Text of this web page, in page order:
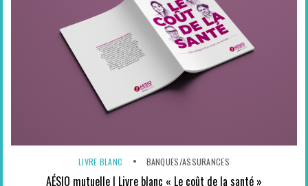
LIVRE BLANC BANQUES/ASSURANCES
AÉSIO mutuelle | Livre blanc « Le coût de la santé »